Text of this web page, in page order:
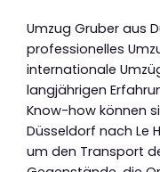
Umzug Gruber aus
professionelles
internationale
langjährigen
Know-how können
Düsseldorf nach Le
um den Transport